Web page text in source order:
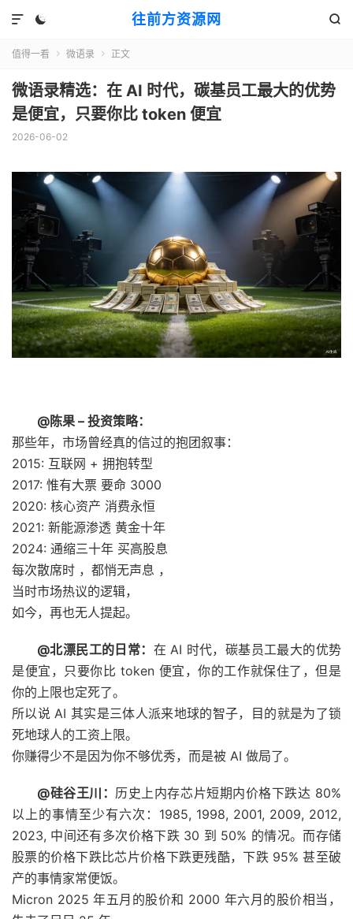
往前方资源网
 

值得一看  微语录  正文
微语录精选：在 AI 时代，碳基员工最大的优势
是便宜，只要你比 token 便宜
2026-06-02
@陈果 – 投资策略：
那些年，市场曾经真的信过的抱团叙事：
2015: 互联网 + 拥抱转型
2017: 惟有大票 要命 3000
2020: 核心资产 消费永恒
2021: 新能源渗透 黄金十年
2024: 通缩三十年 买高股息
每次散席时 ，都悄无声息 ，
当时市场热议的逻辑，
如今，再也无人提起。 ​​​
@北漂民工的日常： 在 AI 时代，碳基员工最大的优势
是便宜，只要你比 token 便宜，你的工作就保住了，但是
你的上限也定死了。
所以说 AI 其实是三体人派来地球的智子，目的就是为了锁
死地球人的工资上限。
你赚得少不是因为你不够优秀，而是被 AI 做局了。
@硅谷王川： 历史上内存芯片短期内价格下跌达 80%
以上的事情至少有六次：1985, 1998, 2001, 2009, 2012,
2023, 中间还有多次价格下跌 30 到 50% 的情况。而存储
股票的价格下跌比芯片价格下跌更残酷，下跌 95% 甚至破
产的事情家常便饭。
Micron 2025 年五月的股价和 2000 年六月的股价相当，